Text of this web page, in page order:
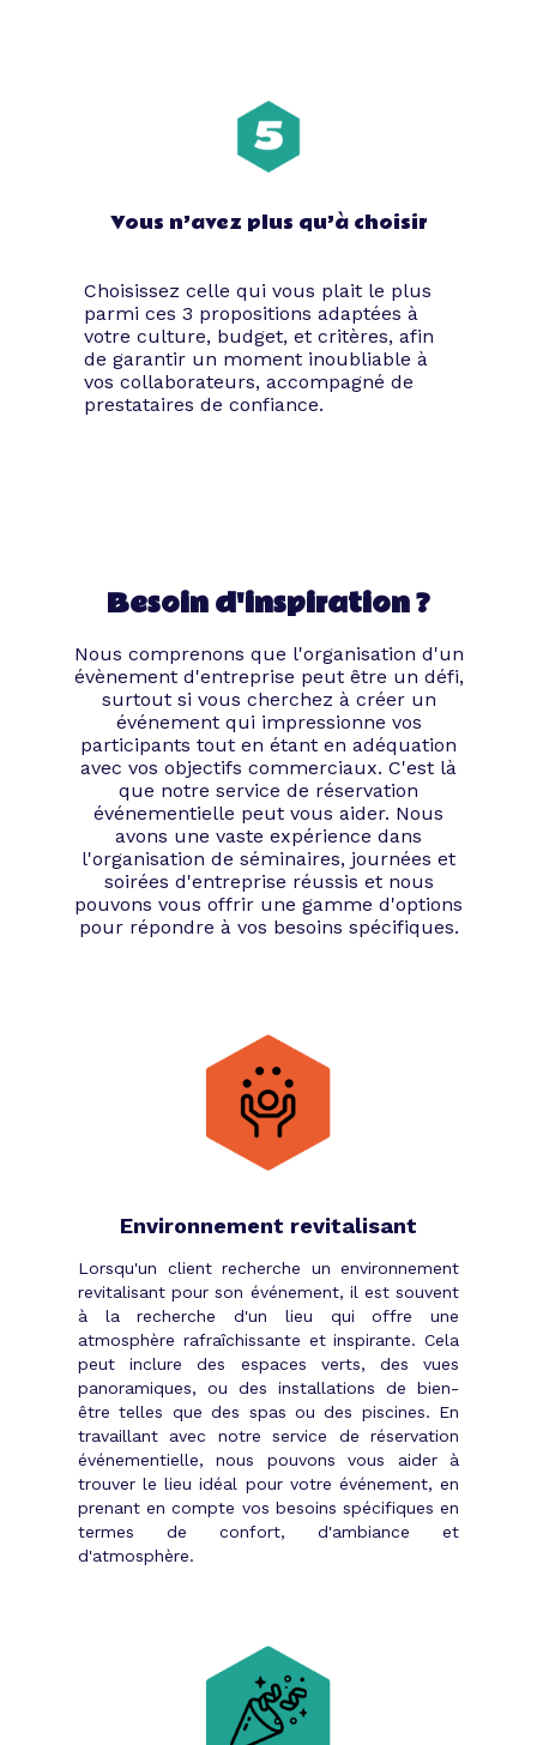
Vous n’avez plus qu’à choisir
Choisissez celle qui vous plait le plus
parmi ces 3 propositions adaptées à
votre culture, budget, et critères, afin
de garantir un moment inoubliable à
vos collaborateurs, accompagné de
prestataires de confiance.
Besoin d'inspiration ?
Nous comprenons que l'organisation d'un
évènement d'entreprise peut être un défi,
surtout si vous cherchez à créer un
événement qui impressionne vos
participants tout en étant en adéquation
avec vos objectifs commerciaux. C'est là
que notre service de réservation
événementielle peut vous aider. Nous
avons une vaste expérience dans
l'organisation de séminaires, journées et
soirées d'entreprise réussis et nous
pouvons vous offrir une gamme d'options
pour répondre à vos besoins spécifiques.
Environnement revitalisant
Lorsqu'un client recherche un environnement
revitalisant pour son événement, il est souvent
à la recherche d'un lieu qui offre une
atmosphère rafraîchissante et inspirante. Cela
peut inclure des espaces verts, des vues
panoramiques, ou des installations de bien-
être telles que des spas ou des piscines. En
travaillant avec notre service de réservation
événementielle, nous pouvons vous aider à
trouver le lieu idéal pour votre événement, en
prenant en compte vos besoins spécifiques en
termes de confort, d'ambiance et
d'atmosphère.